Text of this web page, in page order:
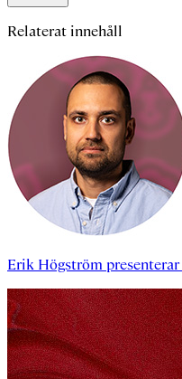
Relaterat innehåll
Erik Högström presenterar